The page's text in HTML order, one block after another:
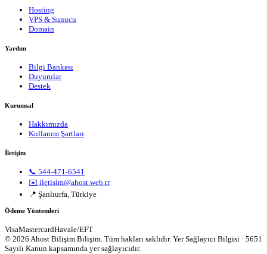
Hosting
VPS & Sunucu
Domain
Yardım
Bilgi Bankası
Duyurular
Destek
Kurumsal
Hakkımızda
Kullanım Şartları
İletişim
📞 544-471-6541
✉️ iletisim@ahost.web.tr
📍 Şanlıurfa, Türkiye
Ödeme Yöntemleri
VisaMastercardHavale/EFT
© 2026 Ahost Bilişim Bilişim. Tüm hakları saklıdır. Yer Sağlayıcı Bilgisi · 5651
Sayılı Kanun kapsamında yer sağlayıcıdır.